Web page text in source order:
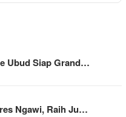
Ubud Siap Grand…
Ngawi, Raih Ju…